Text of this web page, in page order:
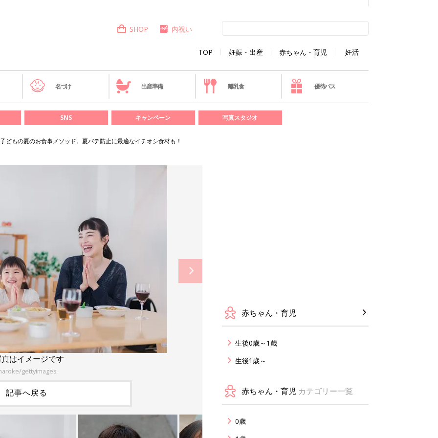
TOP 妊娠・出産 赤ちゃん・育児 妊活
SHOP 内祝い
名づけ 出産準備 離乳食 優待パス
SNS キャンペーン 写真スタジオ
どもの夏のお食事メソッド。夏バテ防止に最適なイチオシ食材も！
はイメージです
gettyimages
記事へ戻る
赤ちゃん・育児
生後0歳～1歳
生後1歳～
赤ちゃん・育児 カテゴリー一覧
0歳